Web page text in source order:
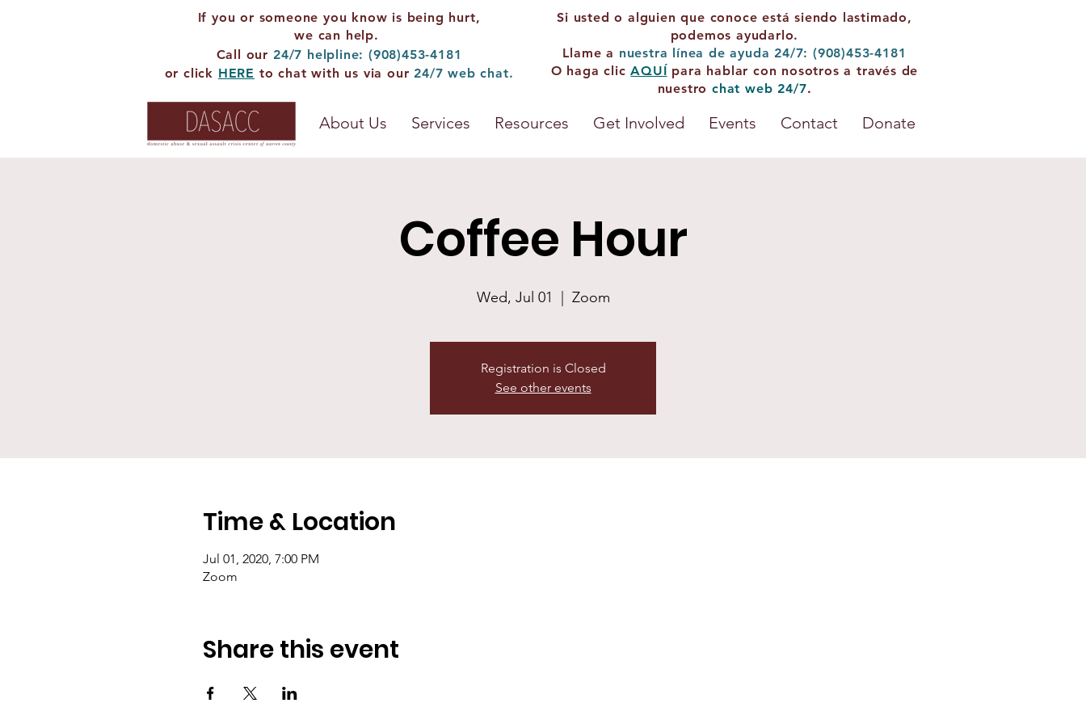
If you or someone you know is being hurt,
we can help.
Call our 24/7 helpline: (908)453-4181
or click HERE to chat with us via our 24/7web chat.
Si usted o alguien que conoce está siendo lastimado,
podemos ayudarlo.
Llame a nuestra línea de ayuda 24/7: (908)453-4181
O haga clic AQUÍ para hablar con nosotros a través de
nuestro chat web 24/7.
About Us Services Resources Get Involved Events Contact Donate
Coffee Hour
Wed, Jul 01 Zoom
Registration is Closed
See other events
Time & Location
Jul 01, 2020, 7:00 PM
Zoom
Share this event